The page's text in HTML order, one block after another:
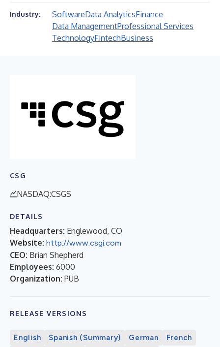
Industry: SoftwareData AnalyticsFinance
Data ManagementProfessional Services
TechnologyFintechBusiness
CSG
NASDAQ:CSGS
DETAILS
Headquarters: Englewood, CO
Website: http://www.csgi.com
CEO: Brian Shepherd
Employees: 6000
Organization: PUB
RELEASE VERSIONS
English Spanish (Summary) German French